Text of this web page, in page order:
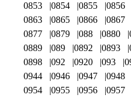
0853
0854 0855 0856
0863
0865 0866 0867
0877
0879 088 0880
0889
089 0892 0893
0898
092 0920 093
0944
0946 0947 0948
0954
0955 0956 0957